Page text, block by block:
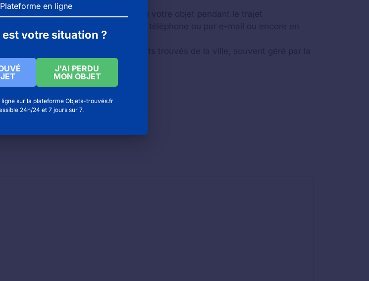
vérifier si vous n'avez pas perdu votre objet pendant le trajet
par téléphone ou par e-mail ou encore en
à contacter le bureau des objets trouvés de la ville, souvent géré par la
Plateforme en ligne
est votre situation ?
J'AI PERDU
MON OBJET
ligne sur la plateforme Objets-trouvés.fr
24h/24 et 7 jours sur 7.